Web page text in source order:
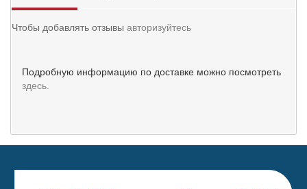
Чтобы добавлять отзывы авторизуйтесь
Подробную информацию по доставке можно посмотреть
здесь.